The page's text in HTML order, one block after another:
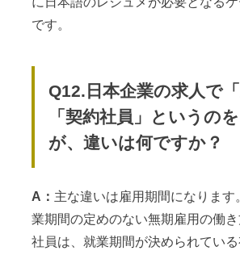
です。
Q12.日本企業の求人で
「契約社員」というの
が、違いは何ですか？
A： 主な違いは雇用期間になります
業期間の定めのない無期雇用の働
社員は、就業期間が決められてい